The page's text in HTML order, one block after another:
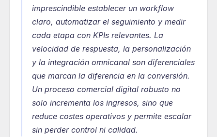
imprescindible establecer un workflow
claro, automatizar el seguimiento y medir
cada etapa con KPIs relevantes. La
velocidad de respuesta, la personalización
y la integración omnicanal son diferenciales
que marcan la diferencia en la conversión.
Un proceso comercial digital robusto no
solo incrementa los ingresos, sino que
reduce costes operativos y permite escalar
sin perder control ni calidad.